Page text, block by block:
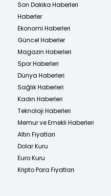
Son Dakika Haberleri
Haberler
Ekonomi Haberleri
Güncel Haberler
Magazin Haberleri
Spor Haberleri
Dünya Haberleri
Sağlık Haberleri
Kadın Haberleri
Teknoloji Haberleri
Memur ve Emekli Haberleri
Altın Fiyatları
Dolar Kuru
Euro Kuru
Kripto Para Fiyatları